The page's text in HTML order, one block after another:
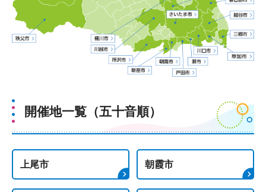
開催地一覧（五十音順）
上尾市 朝霞市